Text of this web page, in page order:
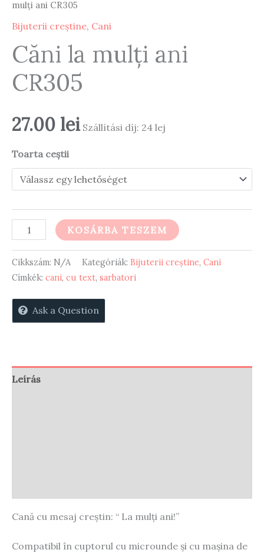
mulți ani CR305
Bijuterii creștine, Cani
Căni la mulți ani
CR305
27.00 lei Szállítási díj: 24 lej
Toarta ceștii
Căni
mulți
ani
mennyiség
KOSÁRBA TESZEM
Cikkszám: N/A Kategóriák: Bijuterii creștine, Cani
Címkék: cani, cu text, sarbatori
Ask a Question
Leírás
Cană cu mesaj creștin: “ La mulți ani!”
Compatibil în cuptorul cu microunde și cu mașina de